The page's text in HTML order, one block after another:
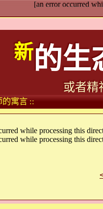
[an error occurred
新的生
或者精
的寓言 ::
while processing this
while processing this